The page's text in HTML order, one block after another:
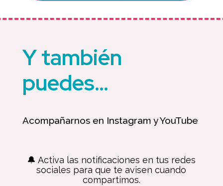
Y también
puedes…
Acompañarnos en Instagram y YouTube
🔔 Activa las notificaciones en tus redes
sociales para que te avisen cuando
compartimos.